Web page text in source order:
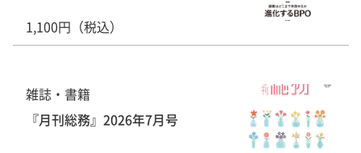
1,100円（税込）
雑誌・書籍
『月刊総務』2026年7月号